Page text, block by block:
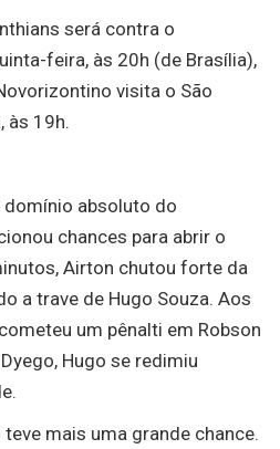
será contra o
feira, às 20h (de Brasília),
visita o São
às 19h.
absoluto do
chances para abrir o
Airton chutou forte da
a trave de Hugo Souza. Aos
um pênalti em Robson
Hugo se redimiu
mais uma grande chance.